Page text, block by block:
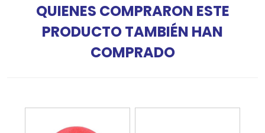
QUIENES COMPRARON ESTE
PRODUCTO TAMBIÉN HAN
COMPRADO